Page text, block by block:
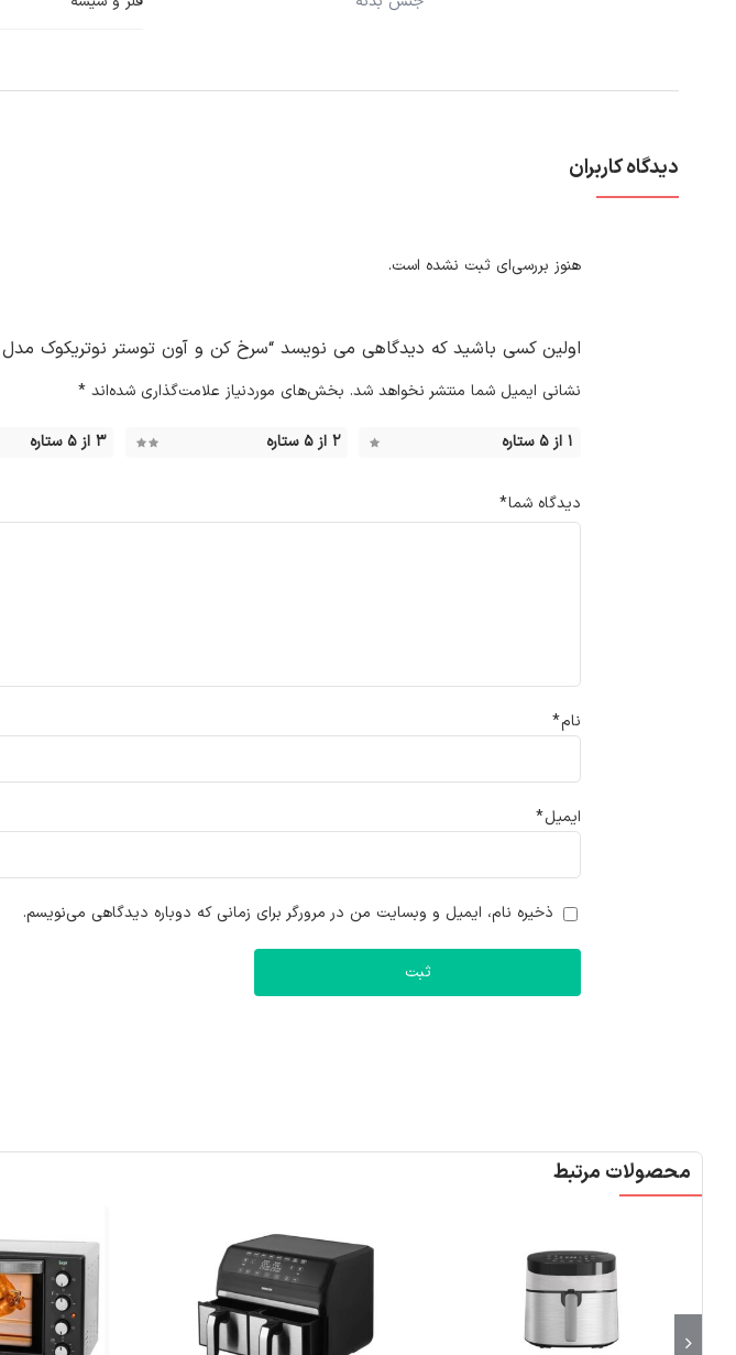
دیدگاه کاربران
هنوز بررسی‌ای ثبت نشده است.
اولین کسی باشید که دیدگاهی می نویسد “سرخ کن و آون توستر نوتریکوک مدل ST01”
نشانی ایمیل شما منتشر نخواهد شد. بخش‌های موردنیاز علامت‌گذاری شده‌اند *
۱ از ۵ ستاره ۲ از ۵ ستاره ۳ از ۵ ستاره
دیدگاه شما*
نام*
ایمیل*
ذخیره نام، ایمیل و وبسایت من در مرورگر برای زمانی که دوباره دیدگاهی می‌نویسم.
محصولات مرتبط